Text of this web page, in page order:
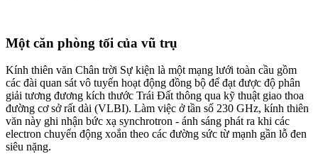
Một căn phòng tối của vũ trụ
Kính thiên văn Chân trời Sự kiện là một mạng lưới toàn cầu gồm
các đài quan sát vô tuyến hoạt động đồng bộ để đạt được độ phân
giải tương đương kích thước Trái Đất thông qua kỹ thuật giao thoa
đường cơ sở rất dài (VLBI). Làm việc ở tần số 230 GHz, kính thiên
văn này ghi nhận bức xạ synchrotron - ánh sáng phát ra khi các
electron chuyển động xoắn theo các đường sức từ mạnh gần lỗ đen
siêu nặng.